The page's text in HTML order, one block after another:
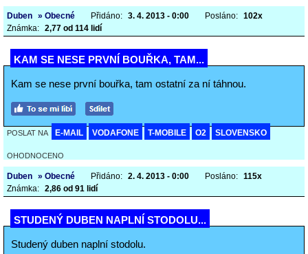
Duben » Obecné Přidáno: 3. 4. 2013 - 0:00 Posláno: 102x
Známka: 2,77 od 114 lidí
KAM SE NESE PRVNÍ BOUŘKA, TAM...
Kam se nese první bouřka, tam ostatní za ní táhnou.
POSLAT NA E-MAIL VODAFONE T-MOBILE O2 SLOVENSKO
OHODNOCENO
Duben » Obecné Přidáno: 2. 4. 2013 - 0:00 Posláno: 115x
Známka: 2,86 od 91 lidí
STUDENÝ DUBEN NAPLNÍ STODOLU...
Studený duben naplní stodolu.